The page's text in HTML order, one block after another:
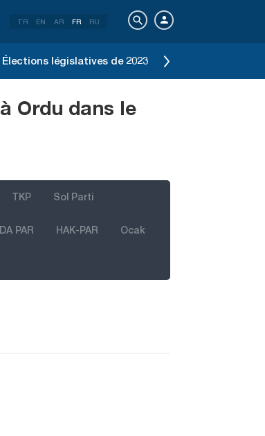
TR EN AR FR RU
Élections législatives de 2023
Ordu dans le
TKP Sol Parti
PAR HAK-PAR Ocak